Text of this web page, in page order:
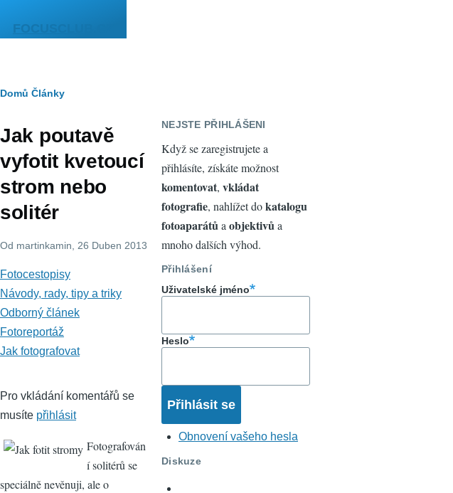
FOCUSCLUB.CZ
Drobečková
Domů Články
Jak poutavě
vyfotit kvetoucí
strom nebo
solitér
Od martinkamin , 26 Duben 2013
Fotocestopisy
Návody, rady, tipy a triky
Odborný článek
Fotoreportáž
Jak fotografovat
Pro vkládání komentářů se
musíte přihlásit
Fotografován
í solitérů se
speciálně nevěnuji, ale o
NEJSTE PŘIHLÁŠENI
Když se zaregistrujete a
přihlásíte, získáte možnost
komentovat, vkládat
fotografie, nahlížet dokatalogu
fotoaparátůaobjektivůa
mnoho dalších výhod.
Přihlášení
Uživatelské jméno
Heslo
Obnovení vašeho hesla
Diskuze